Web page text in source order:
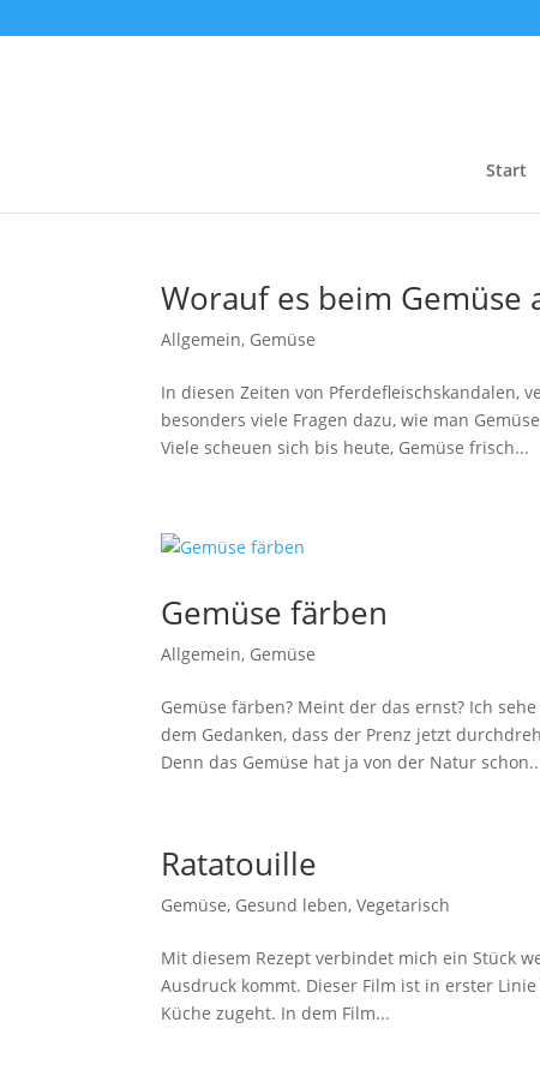
Start
Worauf es beim Gemüse
Allgemein, Gemüse
In diesen Zeiten von Pferdefleischskandalen,
besonders viele Fragen dazu, wie man
Viele scheuen sich bis heute, Gemüse frisch...
Gemüse färben
Allgemein, Gemüse
Gemüse färben? Meint der das ernst? Ich
dem Gedanken, dass der Prenz jetzt
Denn das Gemüse hat ja von der Natur
Ratatouille
Gemüse, Gesund leben,Vegetarisch
Mit diesem Rezept verbindet mich ein Stück
Ausdruck kommt. Dieser Film ist in erster
Küche zugeht. In dem Film...